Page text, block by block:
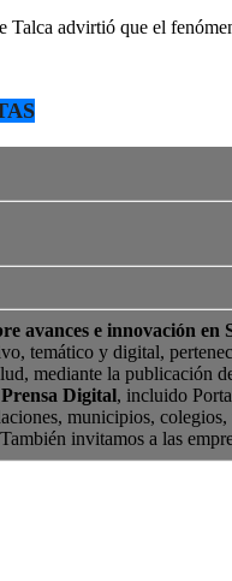
advirtió que el
avances e innovación en
temático y digital,
mediante la publicación
Digital, incluido
municipios,
invitamos a las